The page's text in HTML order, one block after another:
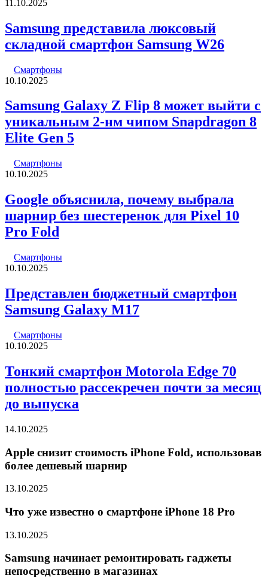
11.10.2025
Samsung представила люксовый
складной смартфон Samsung W26
Смартфоны
10.10.2025
Samsung Galaxy Z Flip 8 может выйти с
уникальным 2-нм чипом Snapdragon 8
Elite Gen 5
Смартфоны
10.10.2025
Google объяснила, почему выбрала
шарнир без шестеренок для Pixel 10
Pro Fold
Смартфоны
10.10.2025
Представлен бюджетный смартфон
Samsung Galaxy M17
Смартфоны
10.10.2025
Тонкий смартфон Motorola Edge 70
полностью рассекречен почти за месяц
до выпуска
14.10.2025
Apple снизит стоимость iPhone Fold, использовав
более дешевый шарнир
13.10.2025
Что уже известно о смартфоне iPhone 18 Pro
13.10.2025
Samsung начинает ремонтировать гаджеты
непосредственно в магазинах